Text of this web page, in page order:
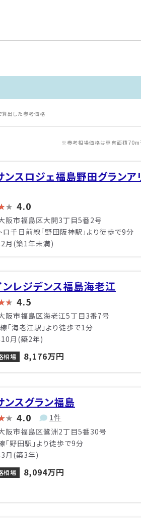
出した参考価格
※参考相場価格は専有面積
ンスロジェ福島野田グランア
4.0
阪市福島区大開3丁目5番2号
ロ千日前線「野田阪神駅」より徒歩で9分
月(築1年未満)
ンレジデンス福島海老江
4.5
阪市福島区海老江5丁目3番7号
「海老江駅」より徒歩で1分
月(築2年)
相場 8,176万円
ンスグラン福島
4.0
1件
阪市福島区鷺洲2丁目5番30号
「野田駅」より徒歩で9分
月(築3年)
相場 8,094万円